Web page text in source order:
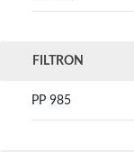
FILTRON
PP 985